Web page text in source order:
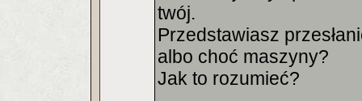
twój.
Przedstawiasz
albo choć maszyny?
Jak to rozumieć?